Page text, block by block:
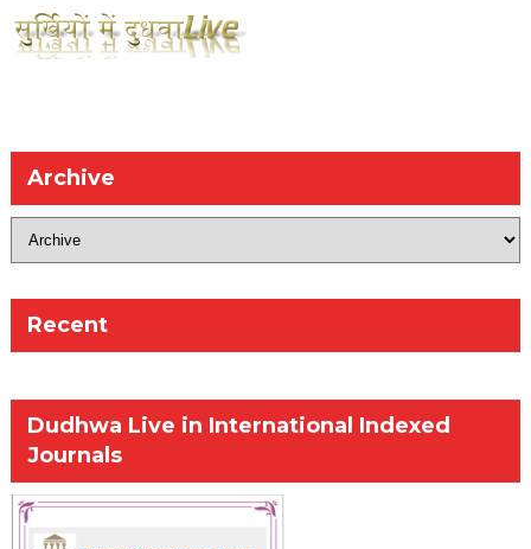
Archive
Recent
Dudhwa Live in International Indexed
Journals